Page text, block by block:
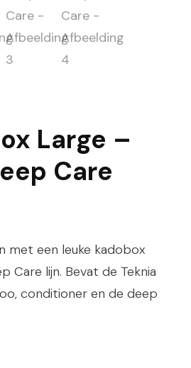
Large –
Care
met een leuke kadobox
Care lijn. Bevat de Teknia
conditioner en de deep